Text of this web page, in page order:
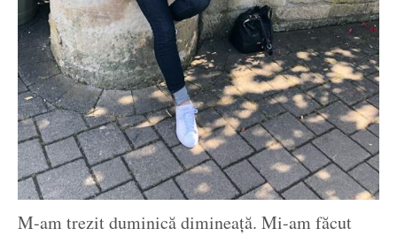
M-am trezit duminică dimineață. Mi-am făcut